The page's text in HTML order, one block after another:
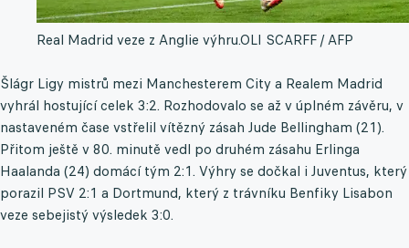
Real Madrid veze z Anglie výhru.OLI SCARFF / AFP
Šlágr Ligy mistrů mezi Manchesterem City a Realem Madrid
vyhrál hostující celek 3:2. Rozhodovalo se až v úplném závěru, v
nastaveném čase vstřelil vítězný zásah Jude Bellingham (21).
Přitom ještě v 80. minutě vedl po druhém zásahu Erlinga
Haalanda (24) domácí tým 2:1. Výhry se dočkal i Juventus, který
porazil PSV 2:1 a Dortmund, který z trávníku Benfiky Lisabon
veze sebejistý výsledek 3:0.